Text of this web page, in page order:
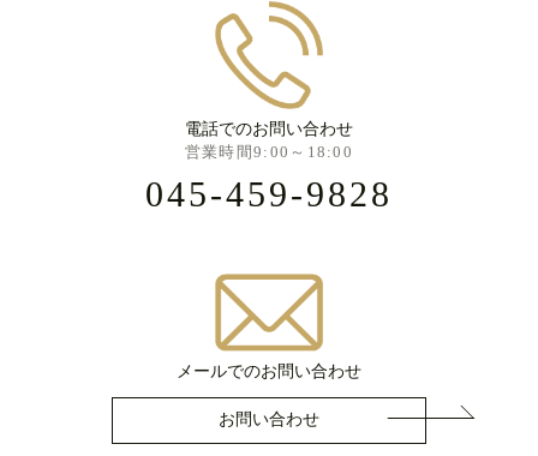
電話でのお問い合わせ
営業時間9:00～18:00
045-459-9828
メールでのお問い合わせ
お問い合わせ